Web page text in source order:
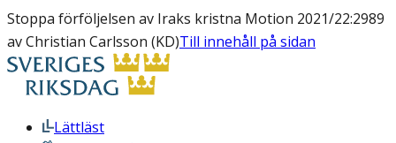
Stoppa förföljelsen av Iraks kristna Motion 2021/22:2989
av Christian Carlsson (KD)Till innehåll på sidan
Lättläst